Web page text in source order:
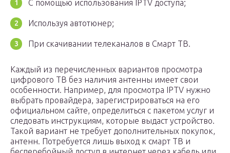
С помощью использования IPTV доступа;
Используя автотюнер;
При скачивании телеканалов в Смарт ТВ.
Каждый из перечисленных вариантов просмотра
цифрового ТВ без наличия антенны имеет свои
особенности. Например, для просмотра IPTV нужно
выбрать провайдера, зарегистрироваться на его
официальном сайте, определиться с пакетом услуг и
следовать инструкциям, которые выдаст устройство.
Такой вариант не требует дополнительных покупок,
антенн. Потребуется лишь выход к смарт ТВ и